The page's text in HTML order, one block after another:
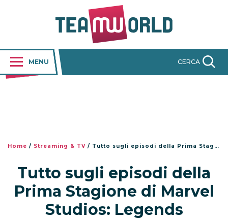
MENU CERCA
Home / Streaming & TV / Tutto sugli episodi della Prima Stagione di Marvel Studios: Legends
Tutto sugli episodi della
Prima Stagione di Marvel
Studios: Legends